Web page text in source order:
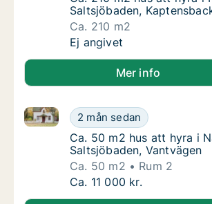
Saltsjöbaden,
Ca. 210 m2
Ca. 210 m2 hus att hyra i
Ej angivet
Mer info
Ca. 50 m2 hus att hyra i
2 mån sedan
Ca. 50 m2 hus att hyra i Nacka,
Ca. 50 m2 hus att hyra i
Ca. 50 m2 hus att hyra i
Saltsjöbaden, Vantvägen
Ca. 50 m2
Rum 2
Ca. 50 m2 hus att hyra i
Ca. 11 000 kr.